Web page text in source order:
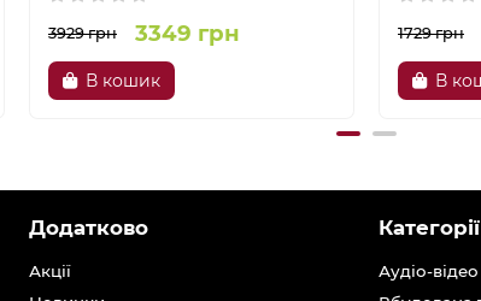
3929 грн 3349 грн
В кошик
1729 грн
В
Додатково
Акції
Категорії
Аудіо-відео